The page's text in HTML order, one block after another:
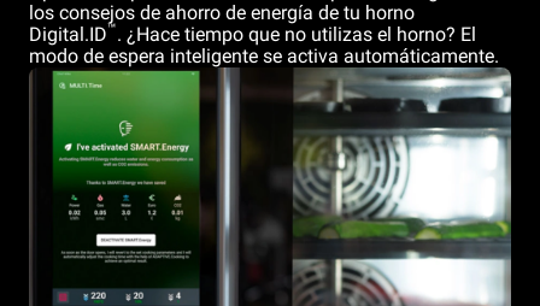
los consejos de ahorro de energía de tu horno
Digital.ID™. ¿Hace tiempo que no utilizas el horno? El
modo de espera inteligente se activa automáticamente.